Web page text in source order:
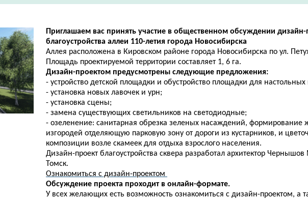
Приглашаем вас принять участие в общественном обсуждении дизайн-
благоустройства аллеи 110-летия города Новосибирска
Аллея расположена в Кировском районе города Новосибирска по ул.
Площадь проектируемой территории составляет 1, 6 га.
Дизайн-проектом предусмотрены следующие предложения:
- устройство детской площадки и обустройство площадки для настольных
- установка новых лавочек и урн;
- установка сцены;
- замена существующих светильников на светодиодные;
- озеленение: санитарная обрезка зеленых насаждений, формирование
изгородей отделяющую парковую зону от дороги из кустарников, и
композиции возле скамеек для отдыха взрослого населения.
Дизайн-проект благоустройства сквера разработал архитектор Чернышов
Томск.
Ознакомиться с дизайн-проектом
Обсуждение проекта проходит в онлайн-формате.
У всех желающих есть возможность ознакомиться с дизайн-проектом, а